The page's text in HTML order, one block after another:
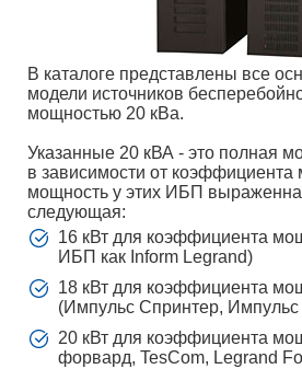
В каталоге представлены все
модели источников
мощностью 20 кВа.
Указанные 20 кВА - это полная
в зависимости от коэффициента
мощность у этих ИБП
следующая:
16 кВт для коэффициента
ИБП как Inform Legrand)
18 кВт для коэффициента
(Импульс Спринтер, Импульс
20 кВт для коэффициента
форвард, TesCom, Legrand